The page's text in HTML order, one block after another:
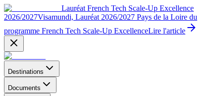
Lauréat French Tech Scale-Up Excellence
2026/2027Visamundi, Lauréat 2026/2027 Pays de la Loire du
programme French Tech Scale-Up ExcellenceLire l'article
Destinations
Documents